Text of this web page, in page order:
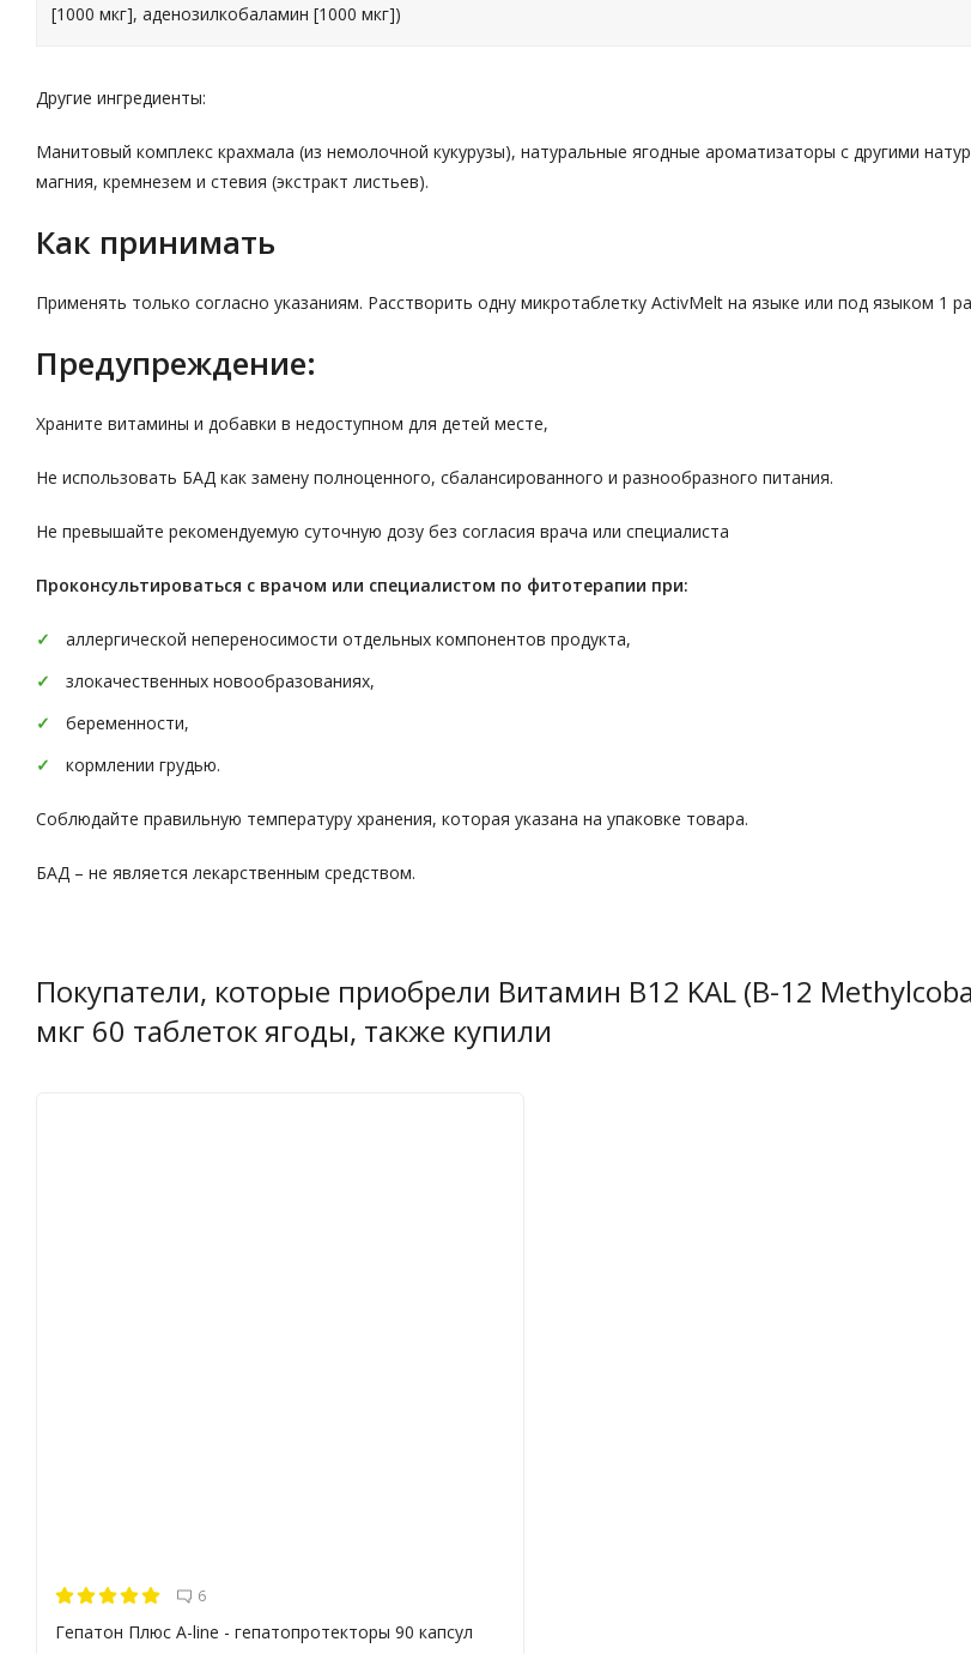
[1000 мкг], аденозилкобаламин [1000 мкг])
Другие ингредиенты:
Манитовый комплекс крахмала (из немолочной кукурузы), натуральные ягодные ароматизаторы с другими
магния, кремнезем и стевия (экстракт листьев).
Как принимать
Применять только согласно указаниям. Расстворить одну микротаблетку ActivMelt на языке или под языком 1
Предупреждение:
Храните витамины и добавки в недоступном для детей месте,
Не использовать БАД как замену полноценного, сбалансированного и разнообразного питания.
Не превышайте рекомендуемую суточную дозу без согласия врача или специалиста
Проконсультироваться с врачом или специалистом по фитотерапии при:
аллергической непереносимости отдельных компонентов продукта,
злокачественных новообразованиях,
беременности,
кормлении грудью.
Соблюдайте правильную температуру хранения, которая указана на упаковке товара.
БАД – не является лекарственным средством.
Покупатели, которые приобрели Витамин B12 KAL (B-12
мкг 60 таблеток ягоды, также купили
6
Гепатон Плюс A-line - гепатопротекторы 90 капсул